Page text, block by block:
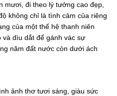
mươi, đi theo lý tưởng cao đẹp,
không chỉ là tình cảm của riêng
của một thế hệ thanh niên
dìu dắt để gánh vác sự
năm đất nước còn dưới ách
ảnh thơ tươi sáng, giàu sức